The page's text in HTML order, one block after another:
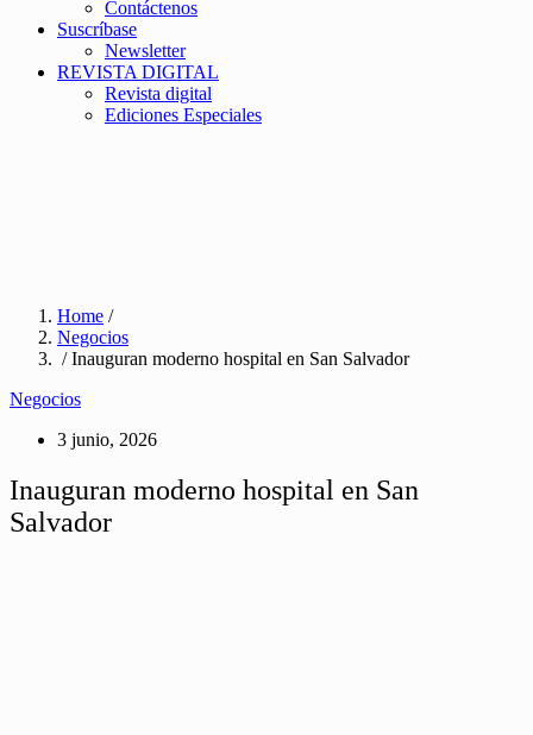
Contáctenos
Suscríbase
Newsletter
REVISTA DIGITAL
Revista digital
Ediciones Especiales
Home /
Negocios
/ Inauguran moderno hospital en San Salvador
Negocios
3 junio, 2026
Inauguran moderno hospital en San
Salvador